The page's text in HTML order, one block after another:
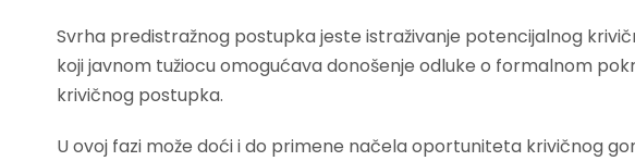
Svrha predistražnog postupka jeste istraživanje potencijalnog
koji javnom tužiocu omogućava donošenje odluke o formalnom
krivičnog postupka.
U ovoj fazi može doći i do primene načela oportuniteta krivičnog